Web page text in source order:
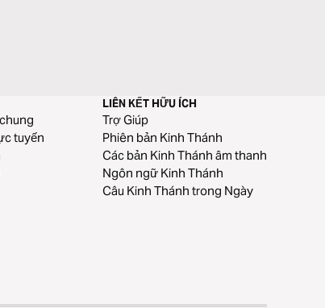
tuyến
LIÊN KẾT HỮU ÍCH
Trợ Giúp
Phiên bản Kinh Thánh
Các bản Kinh Thánh âm thanh
Ngôn ngữ Kinh Thánh
Câu Kinh Thánh trong Ngày